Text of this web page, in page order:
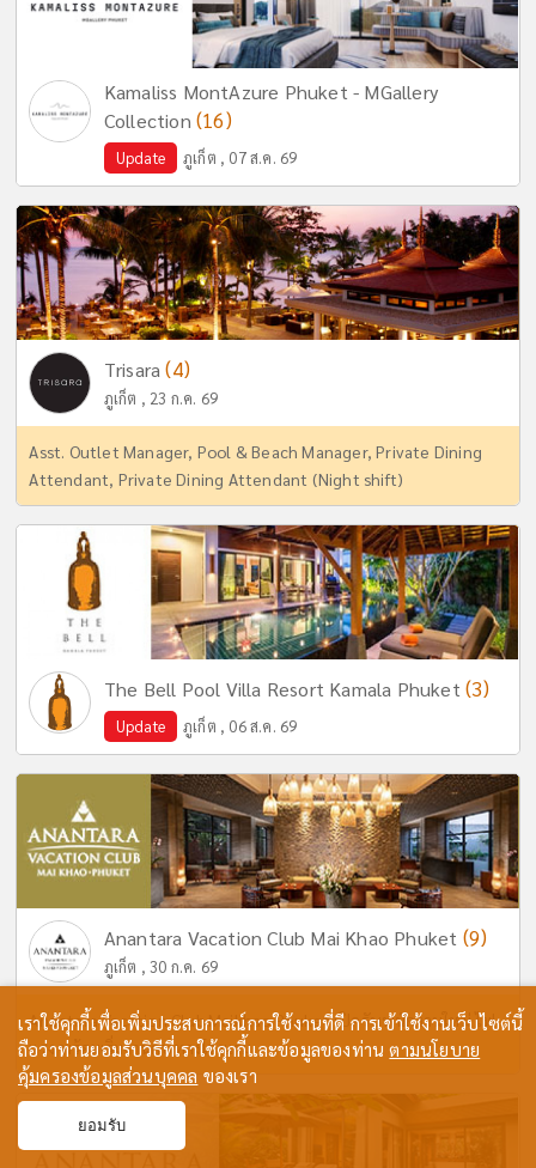
Kamaliss MontAzure Phuket - MGallery
Collection (16)
Update ภูเก็ต , 07 ส.ค. 69
Trisara(4)
ภูเก็ต , 23 ก.ค. 69
Asst. Outlet Manager, Pool & Beach Manager, Private Dining
Attendant, Private Dining Attendant (Night shift)
The Bell Pool Villa Resort Kamala Phuket (3)
Update ภูเก็ต , 06 ส.ค. 69
Anantara Vacation Club Mai Khao Phuket (9)
ภูเก็ต , 30 ก.ค. 69
Anantara Vacation Club Maikhao Phuket เปิดรับพนักงานใหม่ ไฟ
แรง พร้อมเริ่มงานกับทางโรงแรม
เราใช้คุกกี้เพื่อเพิ่มประสบการณ์การใช้งานที่ดี การเข้าใช้งานเว็บไซต์นี้
ถือว่าท่านยอมรับวิธีที่เราใช้คุกกี้และข้อมูลของท่านตามนโยบาย
คุ้มครองข้อมูลส่วนบุคคล ของเรา
ยอมรับ